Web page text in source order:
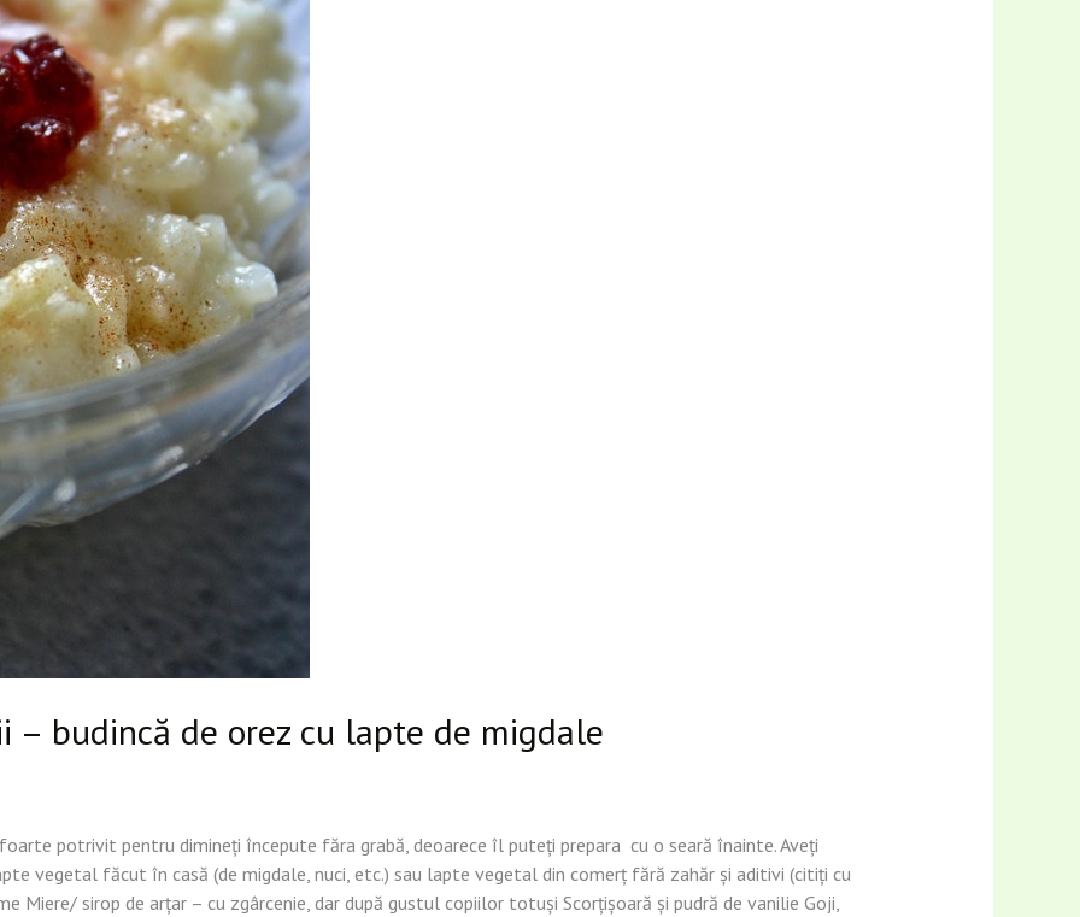
– budincă de orez cu lapte de migdale
potrivit pentru dimineți începute făra grabă, deoarece îl puteți prepara cu o seară înainte. Aveți
vegetal făcut în casă (de migdale, nuci, etc.) sau lapte vegetal din comerț fără zahăr și aditivi (citiți cu
Miere/ sirop de arțar – cu zgârcenie, dar după gustul copiilor totuși Scorțișoară și pudră de vanilie Goji,